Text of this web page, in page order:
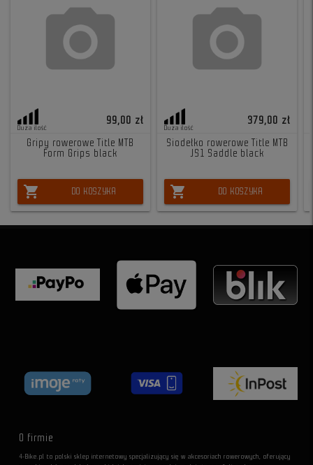
Duża ilość
99,00 zł
Gripy rowerowe Title MTB
Form Grips black
shopping_cart DO KOSZYKA
Duża ilość
379,00 zł
Siodełko rowerowe Title MTB
JS1 Saddle black
shopping_cart DO KOSZYKA
O firmie
4-Bike.pl to polski sklep internetowy specjalizujący się w akcesoriach rowerowych, oferujący